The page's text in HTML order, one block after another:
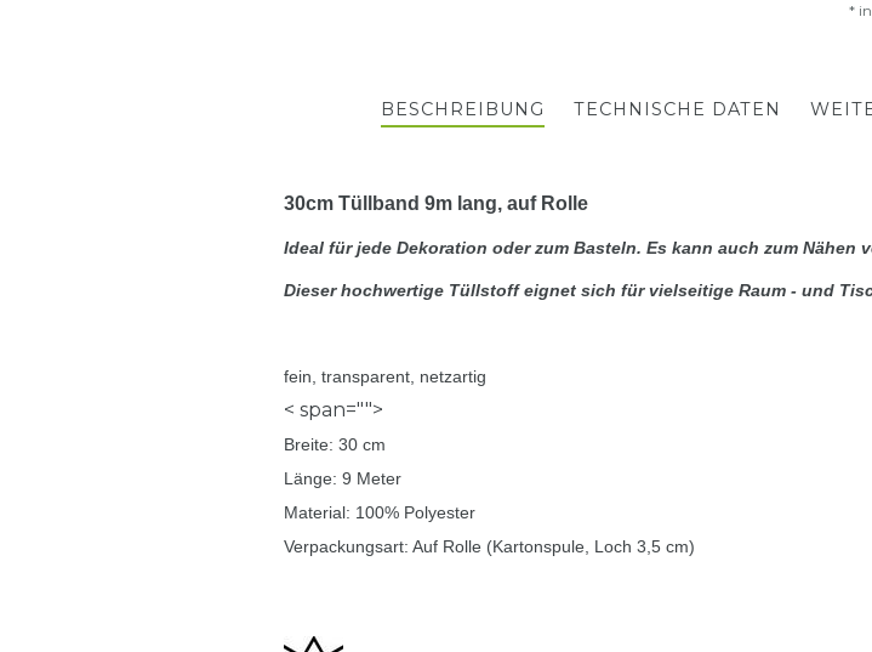
*
BESCHREIBUNG TECHNISCHE DATEN
30cm Tüllband 9m lang, auf Rolle
Ideal für jede Dekoration oder zum Basteln. Es kann auch zum Nähen
Dieser hochwertige Tüllstoff eignet sich für vielseitige Raum - und
fein, transparent, netzartig
< span="">
Breite: 30 cm
Länge: 9 Meter
Material: 100% Polyester
Verpackungsart: Auf Rolle (Kartonspule, Loch 3,5 cm)